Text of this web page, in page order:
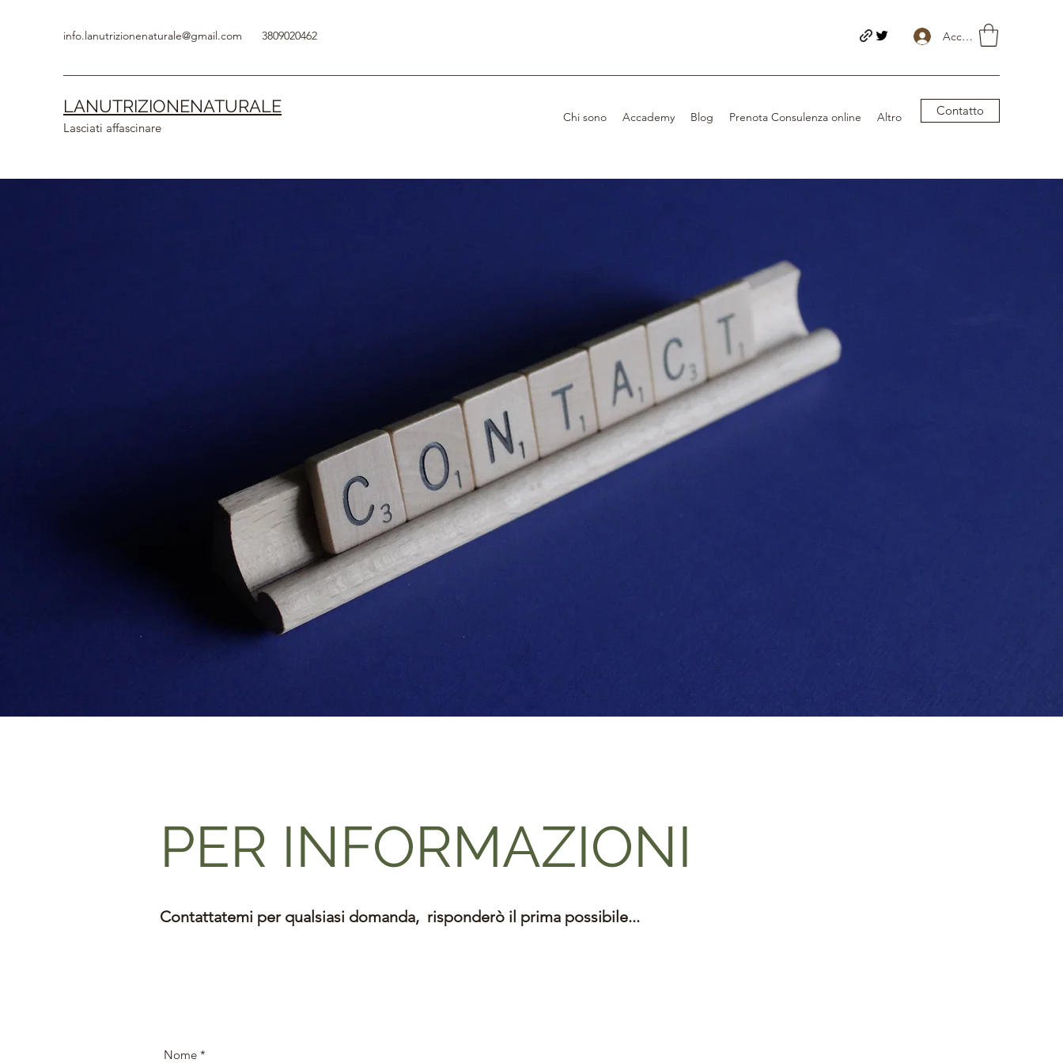
info.lanutrizionenaturale@gmail.com 3809020462 Accedi
LANUTRIZIONENATURALE
Lasciati affascinare
Chi sono Accademy Blog Prenota Consulenza online Altro Contatto
PER INFORMAZIONI
Contattatemi per qualsiasi domanda, risponderò il prima possibile...
Nome